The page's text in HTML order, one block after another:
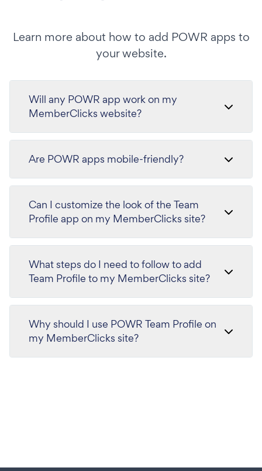
Learn more about how to add POWR apps to
your website.
Will any POWR app work on my
MemberClicks website?
Are POWR apps mobile-friendly?
Can I customize the look of the Team
Profile app on my MemberClicks site?
What steps do I need to follow to add
Team Profile to my MemberClicks site?
Why should I use POWR Team Profile on
my MemberClicks site?